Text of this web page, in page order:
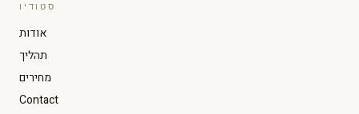
סטודיו
אודות
תהליך
מחירים
ContactHigh contrast